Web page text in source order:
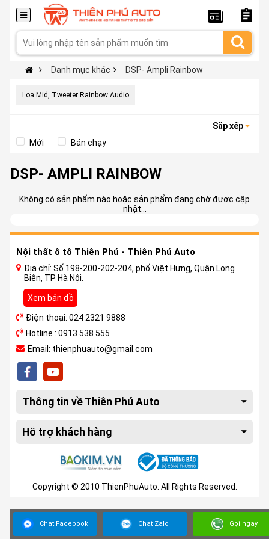
Danh mục khác DSP- Ampli Rainbow
Loa Mid, Tweeter Rainbow Audio
Sắp xếp
Mới
Bán chạy
DSP- AMPLI RAINBOW
Không có sản phẩm nào hoặc sản phẩm đang chờ được cập
nhật...
Nội thất ô tô Thiên Phú - Thiên Phú Auto
Địa chỉ: Số 198-200-202-204, phố Việt Hưng, Quận Long
Biên, TP Hà Nội.
Xem bản đồ
Điện thoại: 024 2321 9888
Hotline : 0913 538 555
Email: thienphuauto@gmail.com
Thông tin về Thiên Phú Auto
Hỗ trợ khách hàng
Copyright © 2010 ThienPhuAuto. All Rights Reserved.
Chat Facebook Gọi ngay
Chat Zalo